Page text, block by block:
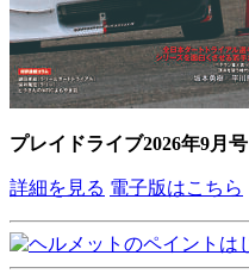
プレイドライブ2026年9月号
詳細を見る 電子版はこちら